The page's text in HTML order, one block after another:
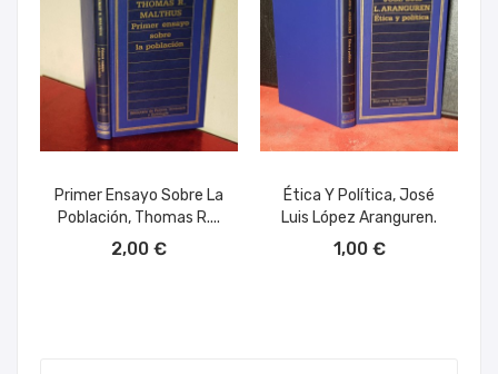
Primer Ensayo Sobre La
Población, Thomas R....
2,00 €
Ética Y Política, José
Luis López Aranguren.
1,00 €